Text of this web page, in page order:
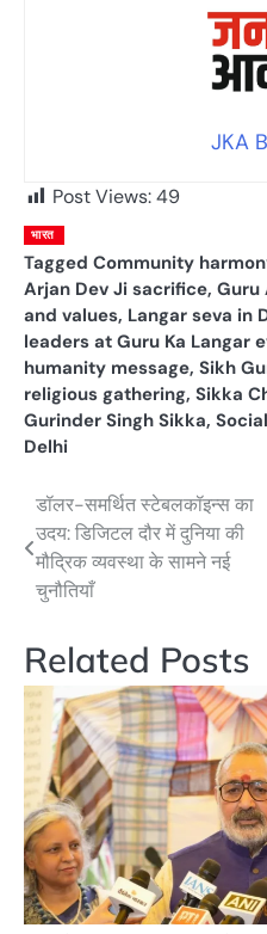
JKA
Post Views:49
भारत
Tagged Community
Arjan Dev Ji sacrifice, Guru
and values, Langar seva in
leaders at Guru Ka Langar
humanity message, Sikh
religious gathering, Sikka
Gurinder Singh Sikka,
Delhi
Post
navigation
डॉलर-समर्थित स्टेबलकॉइन्स का
उदय: डिजिटल दौर में दुनिया की
मौद्रिक व्यवस्था के सामने नई
चुनौतियाँ
Related Posts